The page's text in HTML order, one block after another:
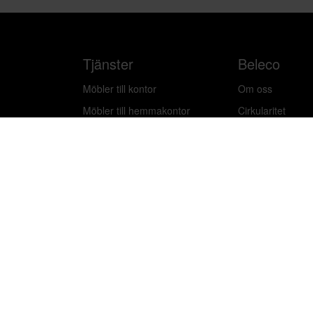
Tjänster
Möbler till kontor
Möbler till hemmakontor
Beleco
Om oss
Cirkularitet